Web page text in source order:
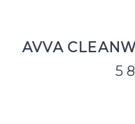
AVVA
5